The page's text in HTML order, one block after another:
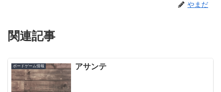
やまだ
関連記事
ボードゲーム情報 アサンテ